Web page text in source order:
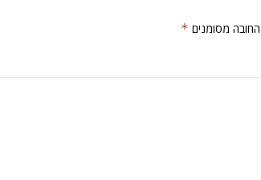
מסומנים *